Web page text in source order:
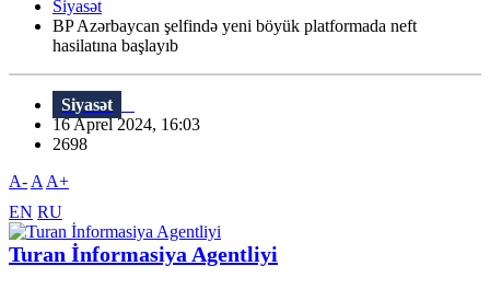
Siyasət
BP Azərbaycan şelfində yeni böyük platformada neft
hasilatına başlayıb
Siyasət
16 Aprel 2024, 16:03
2698
A- A A+
EN RU
Turan İnformasiya Agentliyi